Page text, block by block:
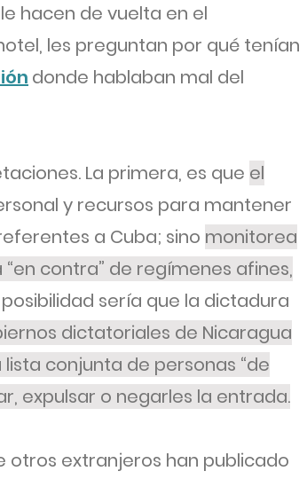
hacen de vuelta en el
les preguntan por qué tenían
donde hablaban mal del
La primera, es que el
y recursos para mantener
a Cuba; sino monitorea
contra” de regímenes afines,
sería que la dictadura
dictatoriales de Nicaragua
conjunta de personas “de
expulsar o negarles la entrada.
otros extranjeros han publicado